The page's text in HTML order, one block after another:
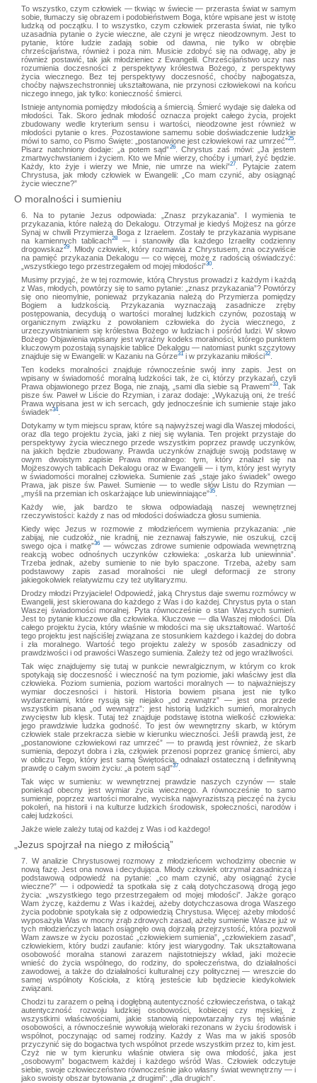
To wszystko, czym człowiek — tkwiąc w świecie — przerasta świat w samym
sobie, tłumaczy się obrazem i podobieństwem Boga, które wpisane jest w istotę
ludzką od początku. I to wszystko, czym człowiek przerasta świat, nie tylko
uzasadnia pytanie o życie wieczne, ale czyni je wręcz nieodzownym. Jest to
pytanie, które ludzie zadają sobie od dawna, nie tylko w obrębie
chrześcijaństwa, również i poza nim. Musicie zdobyć się na odwagę, aby je
również postawić, tak jak młodzieniec z Ewangelii. Chrześcijaństwo uczy nas
rozumienia doczesności z perspektywy królestwa Bożego, z perspektywy
życia wiecznego. Bez tej perspektywy doczesność, choćby najbogatsza,
choćby najwszechstronniej ukształtowana, nie przynosi człowiekowi na końcu
niczego innego, jak tylko: konieczność śmierci.
Istnieje antynomia pomiędzy młodością a śmiercią. Śmierć wydaje się daleka od
młodości. Tak. Skoro jednak młodość oznacza projekt całego życia, projekt
zbudowany wedle kryterium sensu i wartości, nieodzowne jest również w
młodości pytanie o kres. Pozostawione samemu sobie doświadczenie ludzkie
mówi to samo, co Pismo Święte: „postanowione jest człowiekowi raz umrzeć”25
Pisarz natchniony dodaje: „a potem sąd”26. Chrystus zaś mówi: „Ja jestem
zmartwychwstaniem i życiem. Kto we Mnie wierzy, choćby i umarł, żyć będzie.
Każdy, kto żyje i wierzy we Mnie, nie umrze na wieki”27
. Pytajcie zatem
Chrystusa, jak młody człowiek w Ewangelii: „Co mam czynić, aby osiągnąć
życie wieczne?”
O moralności i sumieniu
6. Na to pytanie Jezus odpowiada: „Znasz przykazania”. I wymienia te
przykazania, które należą do Dekalogu. Otrzymał je kiedyś Mojżesz na górze
Synaj w chwili Przymierza Boga z Izraelem. Zostały te przykazania wypisane
na kamiennych tablicach28
— i stanowiły dla każdego Izraelity codzienny
drogowskaz29
. Młody człowiek, który rozmawia z Chrystusem, zna oczywiście
na pamięć przykazania Dekalogu — co więcej, może z radością oświadczyć:
„wszystkiego tego przestrzegałem od mojej młodości”30.
Musimy przyjąć, że w tej rozmowie, którą Chrystus prowadzi z każdym i każdą
z Was, młodych, powtórzy się to samo pytanie: „znasz przykazania”? Powtórzy
się ono nieomylnie, ponieważ przykazania należą do Przymierza pomiędzy
Bogiem a ludzkością. Przykazania wyznaczają zasadnicze zręby
postępowania, decydują o wartości moralnej ludzkich czynów, pozostają w
organicznym związku z powołaniem człowieka do życia wiecznego, z
urzeczywistnianiem się królestwa Bożego w ludziach i pośród ludzi. W słowo
Bożego Objawienia wpisany jest wyraźny kodeks moralności, którego punktem
kluczowym pozostają synajskie tablice Dekalogu — natomiast punkt szczytowy
znajduje się w Ewangelii: w Kazaniu na Górze31 i w przykazaniu miłości32
Ten kodeks moralności znajduje równocześnie swój inny zapis. Jest on
wpisany w świadomość moralną ludzkości tak, że ci, którzy przykazań, czyli
Prawa objawionego przez Boga, nie znają, „sami dla siebie są Prawem”33
. Tak
pisze św. Paweł w Liście do Rzymian, i zaraz dodaje: „Wykazują oni, że treść
Prawa wypisana jest w ich sercach, gdy jednocześnie ich sumienie staje jako
świadek”34.
Dotykamy w tym miejscu spraw, które są najwyższej wagi dla Waszej młodości,
oraz dla tego projektu życia, jaki z niej się wyłania. Ten projekt przystaje do
perspektywy życia wiecznego przede wszystkim poprzez prawdę uczynków,
na jakich będzie zbudowany. Prawda uczynków znajduje swoją podstawę w
owym dwoistym zapisie Prawa moralnego: tym, który znalazł się na
Mojżeszowych tablicach Dekalogu oraz w Ewangelii — i tym, który jest wyryty
w świadomości moralnej człowieka. Sumienie zaś „staje jako świadek” owego
Prawa, jak pisze św. Paweł. Sumienie — to wedle słów Listu do Rzymian —
„myśli na przemian ich oskarżające lub uniewinniające”35
Każdy wie, jak bardzo te słowa odpowiadają naszej wewnętrznej
rzeczywistości: każdy z nas od młodości doświadcza głosu sumienia.
Kiedy więc Jezus w rozmowie z młodzieńcem wymienia przykazania: „nie
zabijaj, nie cudzołóż, nie kradnij, nie zeznawaj fałszywie, nie oszukuj, czcij
swego ojca i matkę”36 — wówczas zdrowe sumienie odpowiada wewnętrzną
reakcją wobec odnośnych uczynków człowieka: „oskarża lub uniewinnia”.
Trzeba jednak, ażeby sumienie to nie było spaczone. Trzeba, ażeby sam
podstawowy zapis zasad moralności nie uległ deformacji ze strony
jakiegokolwiek relatywizmu czy też utylitaryzmu.
Drodzy młodzi Przyjaciele! Odpowiedź, jaką Chrystus daje swemu rozmówcy w
Ewangelii, jest skierowana do każdego z Was i do każdej. Chrystus pyta o stan
Waszej świadomości moralnej. Pyta równocześnie o stan Waszych sumień.
Jest to pytanie kluczowe dla człowieka. Kluczowe — dla Waszej młodości. Dla
całego projektu życia, który właśnie w młodości ma się ukształtować. Wartość
tego projektu jest najściślej związana ze stosunkiem każdego i każdej do dobra
i zła moralnego. Wartość tego projektu zależy w sposób zasadniczy od
prawdziwości i od prawości Waszego sumienia. Zależy też od jego wrażliwości.
Tak więc znajdujemy się tutaj w punkcie newralgicznym, w którym co krok
spotykają się doczesność i wieczność na tym poziomie, jaki właściwy jest dla
człowieka. Poziom sumienia, poziom wartości moralnych — to najważniejszy
wymiar doczesności i historii. Historia bowiem pisana jest nie tylko
wydarzeniami, które rysują się niejako „od zewnątrz” — jest ona przede
wszystkim pisana „od wewnątrz”: jest historią ludzkich sumień, moralnych
zwycięstw lub klęsk. Tutaj też znajduje podstawę istotna wielkość człowieka:
jego prawdziwie ludzka godność. To jest ów wewnętrzny skarb, w którym
człowiek stale przekracza siebie w kierunku wieczności. Jeśli prawdą jest, że
„postanowione człowiekowi raz umrzeć” — to prawdą jest również, że skarb
sumienia, depozyt dobra i zła, człowiek przenosi poprzez granicę śmierci, aby
w obliczu Tego, który jest samą Świętością, odnalazł ostateczną i definitywną
prawdę o całym swoim życiu: „a potem sąd”37
Tak więc w sumieniu: w wewnętrznej prawdzie naszych czynów — stale
poniekąd obecny jest wymiar życia wiecznego. A równocześnie to samo
sumienie, poprzez wartości moralne, wyciska najwyrazistszą pieczęć na życiu
pokoleń, na historii i na kulturze ludzkich środowisk, społeczności, narodów i
całej ludzkości.
Jakże wiele zależy tutaj od każdej z Was i od każdego!
„Jezus spojrzał na niego z miłością”
7. W analizie Chrystusowej rozmowy z młodzieńcem wchodzimy obecnie w
nową fazę. Jest ona nowa i decydująca. Młody człowiek otrzymał zasadniczą i
podstawową odpowiedź na pytanie: „co mam czynić, aby osiągnąć życie
wieczne?” — i odpowiedź ta spotkała się z całą dotychczasową drogą jego
życia: „wszystkiego tego przestrzegałem od mojej młodości”. Jakże gorąco
Wam życzę, każdemu z Was i każdej, ażeby dotychczasowa droga Waszego
życia podobnie spotykała się z odpowiedzią Chrystusa. Więcej: ażeby młodość
wyposażyła Was w mocny zrąb zdrowych zasad, ażeby sumienie Wasze już w
tych młodzieńczych latach osiągnęło ową dojrzałą przejrzystość, która pozwoli
Wam zawsze w życiu pozostać „człowiekiem sumienia”, „człowiekiem zasad”,
człowiekiem, który budzi zaufanie: który jest wiarygodny. Tak ukształtowana
osobowość moralna stanowi zarazem najistotniejszy wkład, jaki możecie
wnieść do życia wspólnego, do rodziny, do społeczeństwa, do działalności
zawodowej, a także do działalności kulturalnej czy politycznej — wreszcie do
samej wspólnoty Kościoła, z którą jesteście lub będziecie kiedykolwiek
związani.
Chodzi tu zarazem o pełną i dogłębną autentyczność człowieczeństwa, o takąż
autentyczność rozwoju ludzkiej osobowości, kobiecej czy męskiej, z
wszystkimi właściwościami, jakie stanowią niepowtarzalny rys tej właśnie
osobowości, a równocześnie wywołują wieloraki rezonans w życiu środowisk i
wspólnot, poczynając od samej rodziny. Każdy z Was ma w jakiś sposób
przyczynić się do bogactwa tych wspólnot przede wszystkim przez to, kim jest.
Czyż nie w tym kierunku właśnie otwiera się owa młodość, jaka jest
„osobowym” bogactwem każdej i każdego wśród Was. Człowiek odczytuje
siebie, swoje człowieczeństwo równocześnie jako własny świat wewnętrzny — i
jako swoisty obszar bytowania „z drugimi”: „dla drugich”.